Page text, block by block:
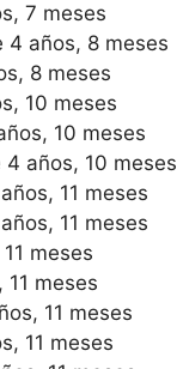
7 meses
4 años, 8 meses
8 meses
10 meses
10 meses
4 años, 10 meses
11 meses
11 meses
meses
11 meses
11 meses
11 meses